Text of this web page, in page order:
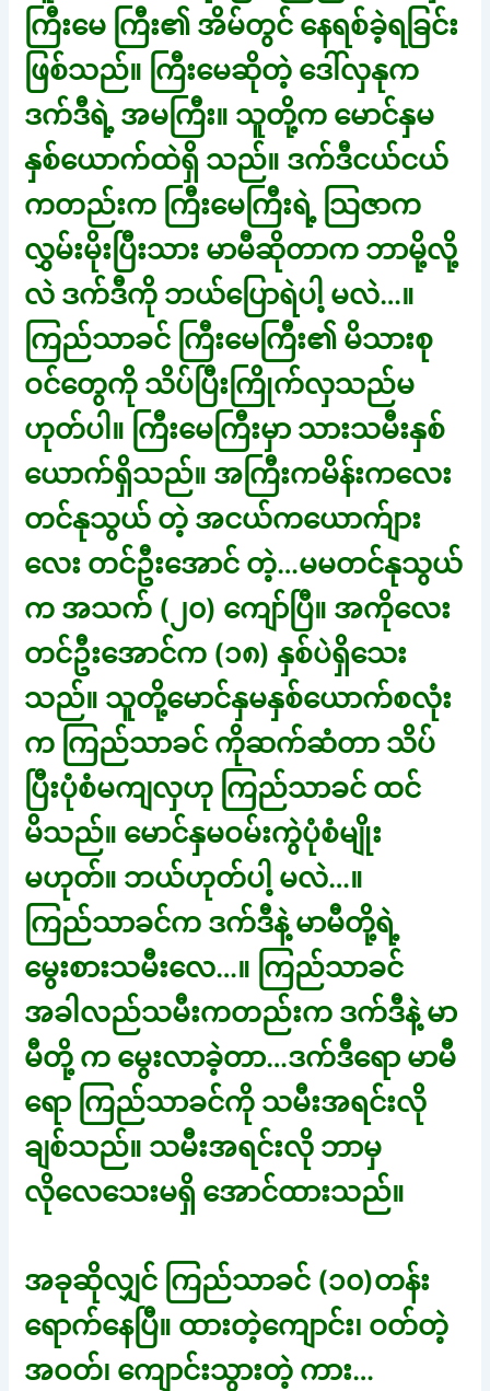
ကြီးမေ ကြီး၏ အိမ်တွင် နေရစ်ခဲ့ရခြင်း
ဖြစ်သည်။ ကြီးမေဆိုတဲ့ ဒေါ်လှနုက
ဒက်ဒီရဲ့ အမကြီး။ သူတို့က မောင်နှမ
နှစ်ယောက်ထဲရှိ သည်။ ဒက်ဒီငယ်ငယ်
ကတည်းက ကြီးမေကြီးရဲ့ သြဇာက
လွှမ်းမိုးပြီးသား မာမီဆိုတာက ဘာမို့လို့
လဲ ဒက်ဒီကို ဘယ်ပြောရဲပါ့ မလဲ…။
ကြည်သာခင် ကြီးမေကြီး၏ မိသားစု
ဝင်တွေကို သိပ်ပြီးကြိုက်လှသည်မ
ဟုတ်ပါ။ ကြီးမေကြီးမှာ သားသမီးနှစ်
ယောက်ရှိသည်။ အကြီးကမိန်းကလေး
တင်နုသွယ် တဲ့ အငယ်ကယောက်ျား
လေး တင်ဦးအောင် တဲ့…မမတင်နုသွယ်
က အသက် (၂၀) ကျော်ပြီ။ အကိုလေး
တင်ဦးအောင်က (၁၈) နှစ်ပဲရှိသေး
သည်။ သူတို့မောင်နှမနှစ်ယောက်စလုံး
က ကြည်သာခင် ကိုဆက်ဆံတာ သိပ်
ပြီးပုံစံမကျလှဟု ကြည်သာခင် ထင်
မိသည်။ မောင်နှမဝမ်းကွဲပုံစံမျိုး
မဟုတ်။ ဘယ်ဟုတ်ပါ့ မလဲ…။
ကြည်သာခင်က ဒက်ဒီနဲ့ မာမီတို့ရဲ့
မွေးစားသမီးလေ…။ ကြည်သာခင်
အခါလည်သမီးကတည်းက ဒက်ဒီနဲ့ မာ
မီတို့ က မွေးလာခဲ့တာ…ဒက်ဒီရော မာမီ
ရော ကြည်သာခင်ကို သမီးအရင်းလို
ချစ်သည်။ သမီးအရင်းလို ဘာမှ
လိုလေသေးမရှိ အောင်ထားသည်။
အခုဆိုလျှင် ကြည်သာခင် (၁၀)တန်း
ရောက်နေပြီ။ ထားတဲ့ကျောင်း၊ ဝတ်တဲ့
အဝတ်၊ ကျောင်းသွားတဲ့ ကား…